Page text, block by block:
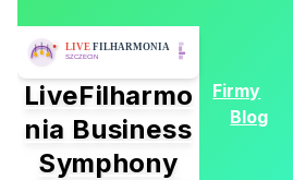
LiveFilharmo
nia Business
Symphony
Firmy
Blog